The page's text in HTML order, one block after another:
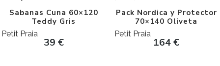
Sabanas Cuna 60×120
Teddy Gris
Petit Praia
39 €
Pack Nordica y Protector
70×140 Oliveta
Petit Praia
164€